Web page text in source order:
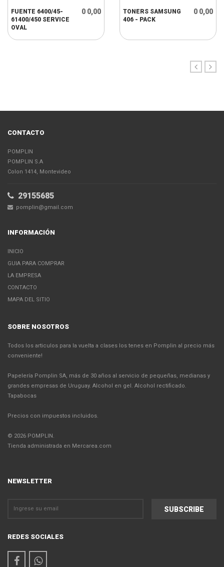
FUENTE 6400/45-
61400/450 SERVICE
OVAL
0 0,00
TONERS SAMSUNG
406 - PACK
0 0,00
CONTACTO
POMPLIN
POMPLIN S.A
Colon 1414, Montevideo
29155685
pomplin@gmail.com
INFORMACIÓN
INICIO
GUIA PARA COMPRAR
LA EMPRESA
CONTACTO
MAPA DEL SITIO
SOBRE NOSOTROS
Todos los articulos para la vuelta a clases los tenes en Pomplin al precio más
conveniente!
Papelería Pomplin SA, más de 30 años al servicio de pequeñas, medianas y
grandes empresas de Uruguay. Alcohol en gel. Alcohol rectificado.
Tapabocas
Precios con impuestos incluidos.
© 2026 POMPLIN.
Tienda administrada en Mercarea.com
NEWSLETTER
REDES SOCIALES